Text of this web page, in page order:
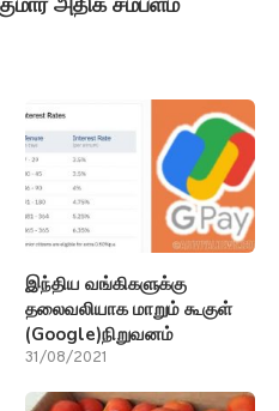
இந்திய வங்கிகளுக்கு
தலைவலியாக மாறும் கூகுள்
(Google)நிறுவனம்
31/08/2021